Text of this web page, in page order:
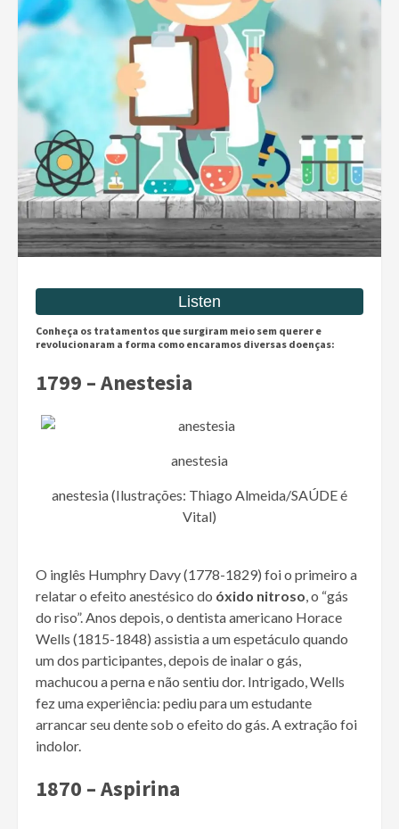
Conheça os tratamentos que surgiram meio sem querer e
revolucionaram a forma como encaramos diversas doenças:
1799 – Anestesia
anestesia
anestesia (Ilustrações: Thiago Almeida/SAÚDE é
Vital)
O inglês Humphry Davy (1778-1829) foi o primeiro a
relatar o efeito anestésico do óxido nitroso, o “gás
do riso”. Anos depois, o dentista americano Horace
Wells (1815-1848) assistia a um espetáculo quando
um dos participantes, depois de inalar o gás,
machucou a perna e não sentiu dor. Intrigado, Wells
fez uma experiência: pediu para um estudante
arrancar seu dente sob o efeito do gás. A extração foi
indolor.
1870 – Aspirina